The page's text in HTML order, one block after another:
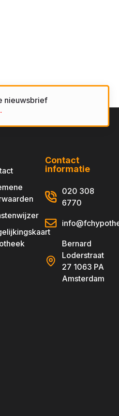
nieuwsbrief
Contact
informatie
020 308
6770
Bernard
Loderstraat
27 1063 PA
Amsterdam